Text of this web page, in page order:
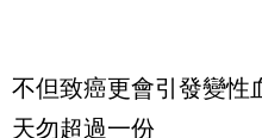
不但致癌更會引發變性
天勿超過一份